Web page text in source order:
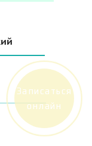
Записаться
онлайн